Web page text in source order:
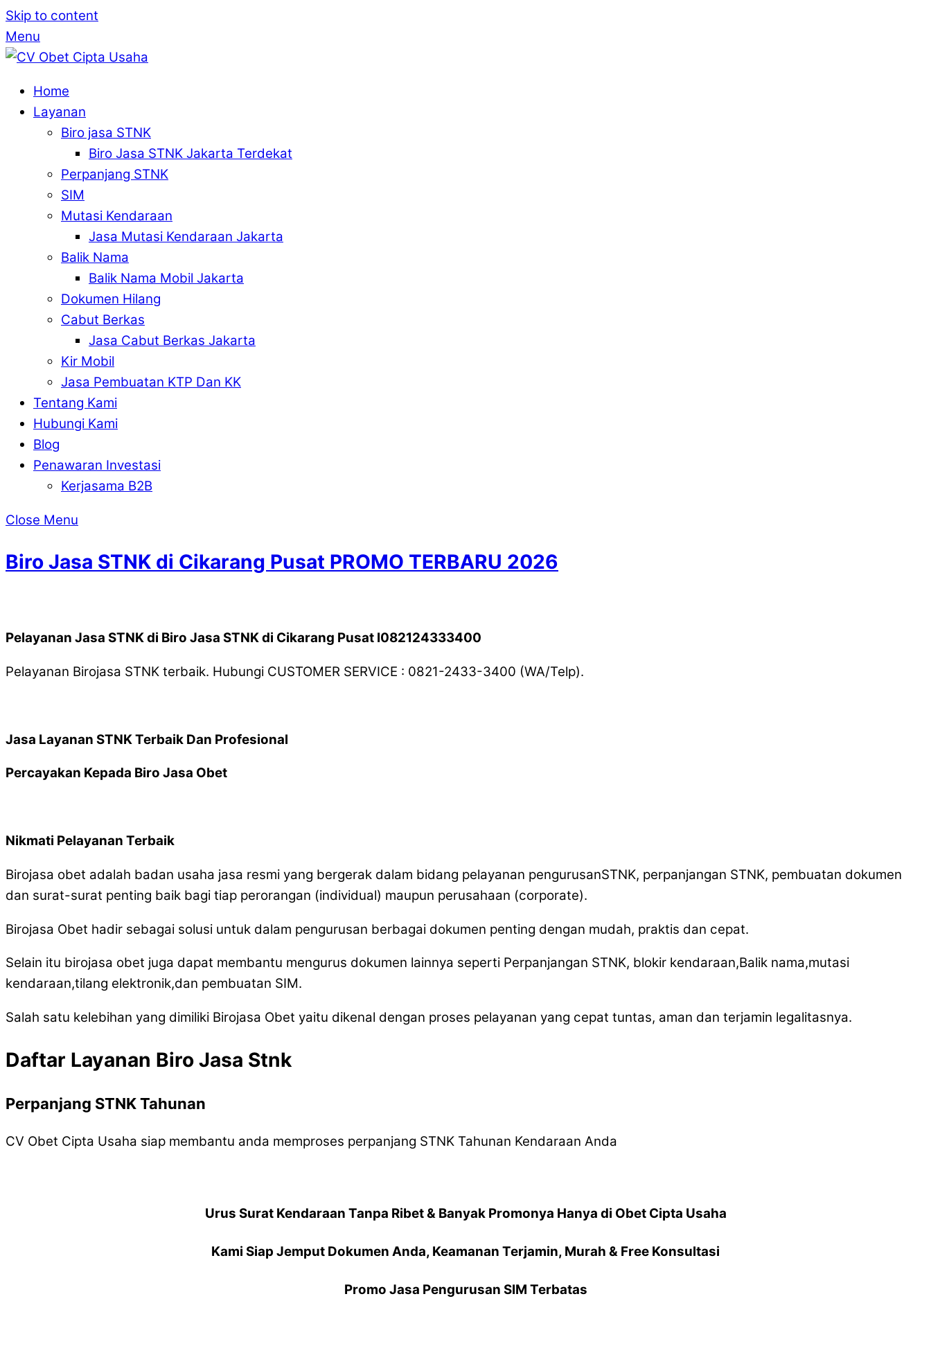
Skip to content
Menu
Home
Layanan
Biro jasa STNK
Biro Jasa STNK Jakarta Terdekat
Perpanjang STNK
SIM
Mutasi Kendaraan
Jasa Mutasi Kendaraan Jakarta
Balik Nama
Balik Nama Mobil Jakarta
Dokumen Hilang
Cabut Berkas
Jasa Cabut Berkas Jakarta
Kir Mobil
Jasa Pembuatan KTP Dan KK
Tentang Kami
Hubungi Kami
Blog
Penawaran Investasi
Kerjasama B2B
Close Menu
Biro Jasa STNK di Cikarang Pusat PROMO TERBARU 2026
Pelayanan Jasa STNK di Biro Jasa STNK di Cikarang Pusat I082124333400
Pelayanan Birojasa STNK terbaik. Hubungi CUSTOMER SERVICE : 0821-2433-3400 (WA/Telp).
Jasa Layanan STNK Terbaik Dan Profesional
Percayakan Kepada Biro Jasa Obet
Nikmati Pelayanan Terbaik
Birojasa obet adalah badan usaha jasa resmi yang bergerak dalam bidang pelayanan pengurusanSTNK, perpanjangan STNK, pembuatan dokumen
dan surat-surat penting baik bagi tiap perorangan (individual) maupun perusahaan (corporate).
Birojasa Obet hadir sebagai solusi untuk dalam pengurusan berbagai dokumen penting dengan mudah, praktis dan cepat.
Selain itu birojasa obet juga dapat membantu mengurus dokumen lainnya seperti Perpanjangan STNK, blokir kendaraan,Balik nama,mutasi
kendaraan,tilang elektronik,dan pembuatan SIM.
Salah satu kelebihan yang dimiliki Birojasa Obet yaitu dikenal dengan proses pelayanan yang cepat tuntas, aman dan terjamin legalitasnya.
Daftar Layanan Biro Jasa Stnk
Perpanjang STNK Tahunan
CV Obet Cipta Usaha siap membantu anda memproses perpanjang STNK Tahunan Kendaraan Anda
Urus Surat Kendaraan Tanpa Ribet & Banyak Promonya Hanya di Obet Cipta Usaha
Kami Siap Jemput Dokumen Anda, Keamanan Terjamin, Murah & Free Konsultasi
Promo Jasa Pengurusan SIM Terbatas